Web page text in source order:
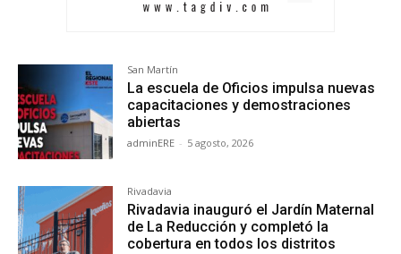
San Martín
La escuela de Oficios impulsa nuevas
capacitaciones y demostraciones
abiertas
adminERE - 5 agosto, 2026
Rivadavia
Rivadavia inauguró el Jardín Maternal
de La Reducción y completó la
cobertura en todos los distritos